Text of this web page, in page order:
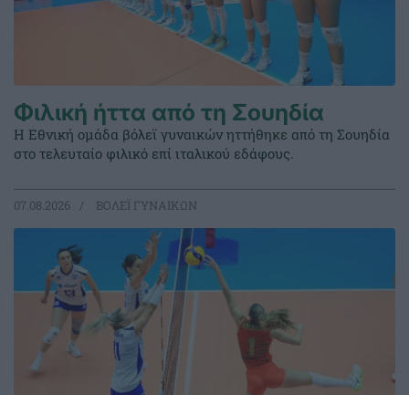
Φιλική ήττα από τη Σουηδία
Η Εθνική ομάδα βόλεϊ γυναικών ηττήθηκε από τη Σουηδία
στο τελευταίο φιλικό επί ιταλικού εδάφους.
07.08.2026 ΒΟΛΕΪ ΓΥΝΑΙΚΩΝ